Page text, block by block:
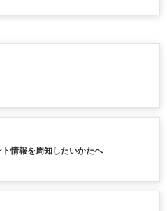
ト情報を周知したいかたへ